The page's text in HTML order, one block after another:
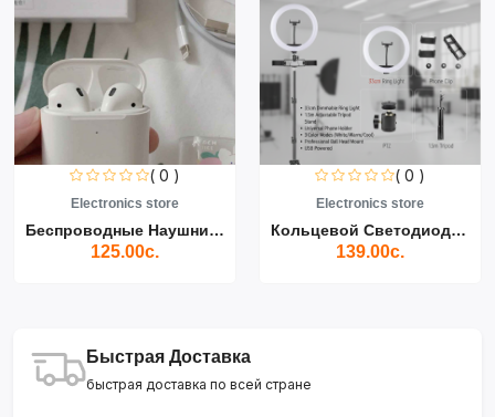
( 0 )
Electronics store
Беспроводные Наушники Air...
125.00с.
( 0 )
Electronics store
Кольцевой Светодиодный Св...
139.00с.
Быстрая Доставка
быстрая доставка по всей стране